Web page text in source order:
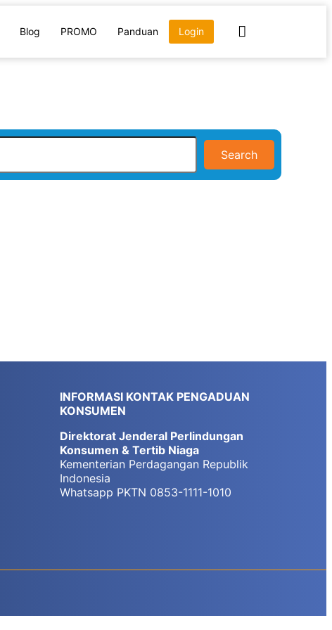
Blog PROMO Panduan Login
Search
INFORMASI KONTAK PENGADUAN
KONSUMEN
Direktorat Jenderal Perlindungan
Konsumen & Tertib Niaga
Kementerian Perdagangan Republik
Indonesia
Whatsapp PKTN 0853-1111-1010